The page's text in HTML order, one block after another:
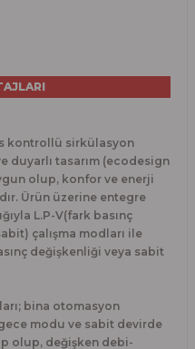
kontrollü sirkülasyon
duyarlı tasarım (ecodesign
olup, konfor ve enerji
Ürün üzerine entegre
L.P-V(fark basınç
çalışma modları ile
değişkenliği veya sabit
bina otomasyon
modu ve sabit devirde
olup, değişken debi-